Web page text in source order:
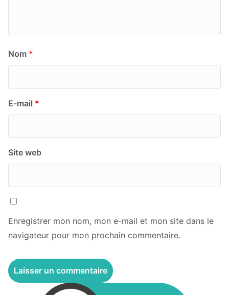
Nom *
E-mail *
Site web
Enregistrer mon nom, mon e-mail et mon site dans le
navigateur pour mon prochain commentaire.